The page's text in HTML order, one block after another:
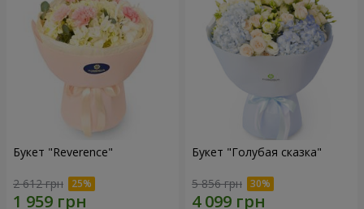
Букет "Reverence"
2 612 грн
Букет "Голубая сказка"
5 856 грн